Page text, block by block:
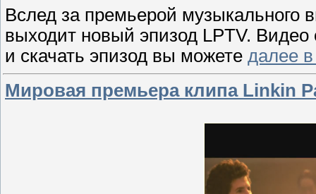
Вслед за премьерой музыкального
выходит новый эпизод LPTV. Видео
и скачать эпизод вы можете далее
Мировая премьера клипа Linkin